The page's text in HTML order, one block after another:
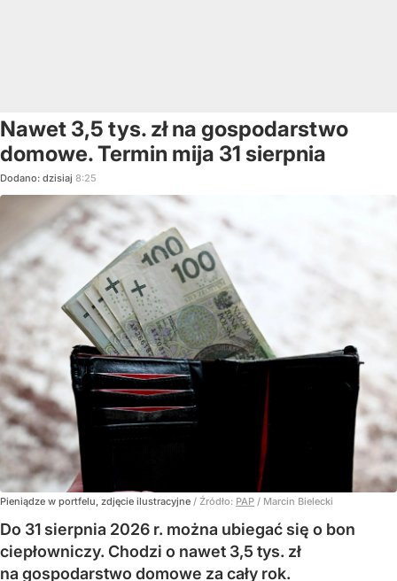
Nawet 3,5 tys. zł na gospodarstwo
domowe. Termin mija 31 sierpnia
Dodano: dzisiaj 8:25
Pieniądze w portfelu, zdjęcie ilustracyjne / Źródło: PAP / Marcin Bielecki
Do 31 sierpnia 2026 r. można ubiegać się o bon
ciepłowniczy. Chodzi o nawet 3,5 tys. zł
na gospodarstwo domowe za cały rok.